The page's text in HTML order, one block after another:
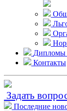
Дипломы
Контакты
Задать
Последние